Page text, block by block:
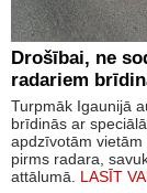
Drošībai, ne
radariem
Turpmāk Igaunijā
brīdinās ar
apdzīvotām
pirms radara,
attālumā. LASĪT